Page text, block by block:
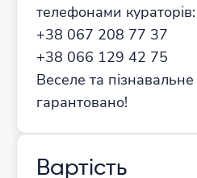
телефонами кураторів:
+38 067 208 77 37
+38 066 129 42 75
Веселе та
гарантовано!
Вартість